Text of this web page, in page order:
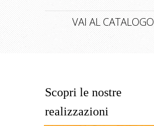
VAI AL CATALOGO
Scopri le nostre
realizzazioni